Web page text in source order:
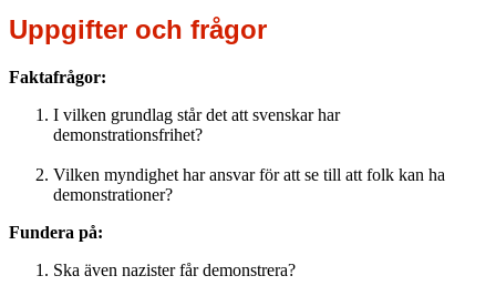
Uppgifter och frågor
Faktafrågor:
I vilken grundlag står det att svenskar har
demonstrationsfrihet?
Vilken myndighet har ansvar för att se till att folk kan ha
demonstrationer?
Fundera på:
Ska även nazister får demonstrera?